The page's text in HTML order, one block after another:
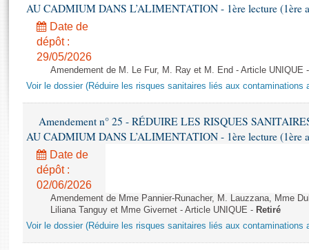
Amendements
Textes adoptés
Rapports d'information
Rapports d'enquête
Rapports sur l'application des lois
Baromètre de l’application des lois
Dossiers législatifs
Budget et sécurité sociale
Questions écrites et orales
Comptes rendus des débats
Juniors
Anciennes législatures
Liens vers les sites publics
Photos libres de droit
AU CADMIUM DANS L’ALIMENTATION - 1ère lecture (1ère
Date de
dépôt :
29/05/2026
Amendement de M. Le Fur, M. Ray et M. End - Article UNIQUE
Voir le dossier (Réduire les risques sanitaires liés aux contaminations
Amendement n° 25 - RÉDUIRE LES RISQUES
AU CADMIUM DANS L’ALIMENTATION - 1ère lecture (1ère
Date de
dépôt :
02/06/2026
Amendement de Mme Pannier-Runacher, M. Lauzzana, Mme
Liliana Tanguy et Mme Givernet - Article UNIQUE - Retiré
Voir le dossier (Réduire les risques sanitaires liés aux contaminations